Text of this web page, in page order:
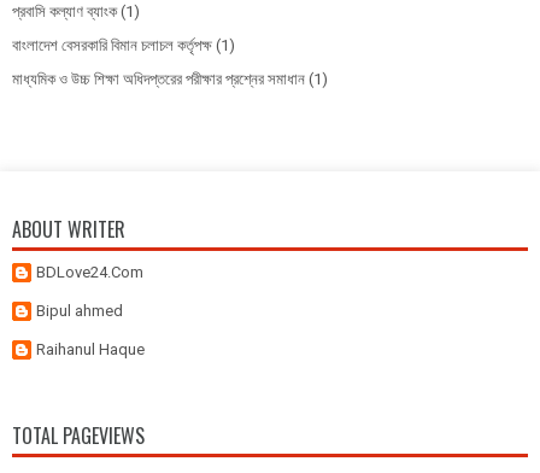
প্রবাসি কল্যাণ ব্যাংক (1)
বাংলাদেশ বেসরকারি বিমান চলাচল কর্তৃপক্ষ (1)
মাধ্যমিক ও উচ্চ শিক্ষা অধিদপ্তরের পরীক্ষার প্রশ্নের সমাধান (1)
ABOUT WRITER
BDLove24.Com
Bipul ahmed
Raihanul Haque
TOTAL PAGEVIEWS